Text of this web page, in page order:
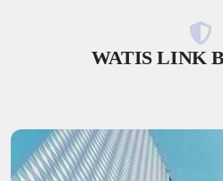
WATIS LINK